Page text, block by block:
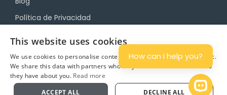
Política de Privacidad
Planifica
This website uses cookies
We use cookies to personalise content and ads, and to analyse traffic.
We share this data with partners who may combine it with other info
they have about you. Read more
ACCEPT ALL
DECLINE ALL Open
How can I help you?